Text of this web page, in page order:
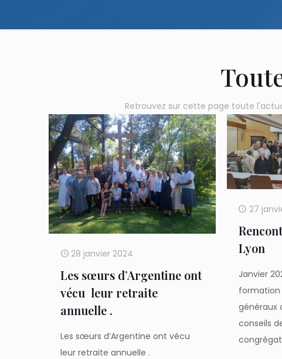
Retrouvez sur cette page toute
28 janvier 2024
Les sœurs d’Argentine ont
vécu leur retraite
annuelle .
Les sœurs d’Argentine ont vécu
leur retraite annuelle .
27
Lyon
Janvier
formation
généraux
conseils